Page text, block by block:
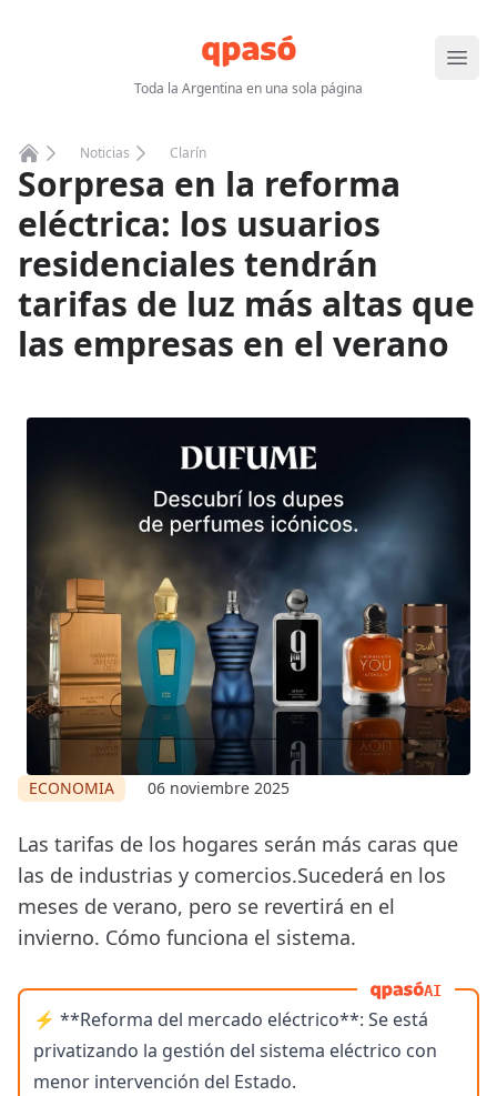
Toda la Argentina en una sola página
Abrir
Home
Noticias Clarín
Sorpresa en la reforma
eléctrica: los usuarios
residenciales tendrán
tarifas de luz más altas que
las empresas en el verano
ECONOMIA 06 noviembre 2025
Las tarifas de los hogares serán más caras que
las de industrias y comercios.Sucederá en los
meses de verano, pero se revertirá en el
invierno. Cómo funciona el sistema.
AI
⚡️ **Reforma del mercado eléctrico**: Se está
privatizando la gestión del sistema eléctrico con
menor intervención del Estado.